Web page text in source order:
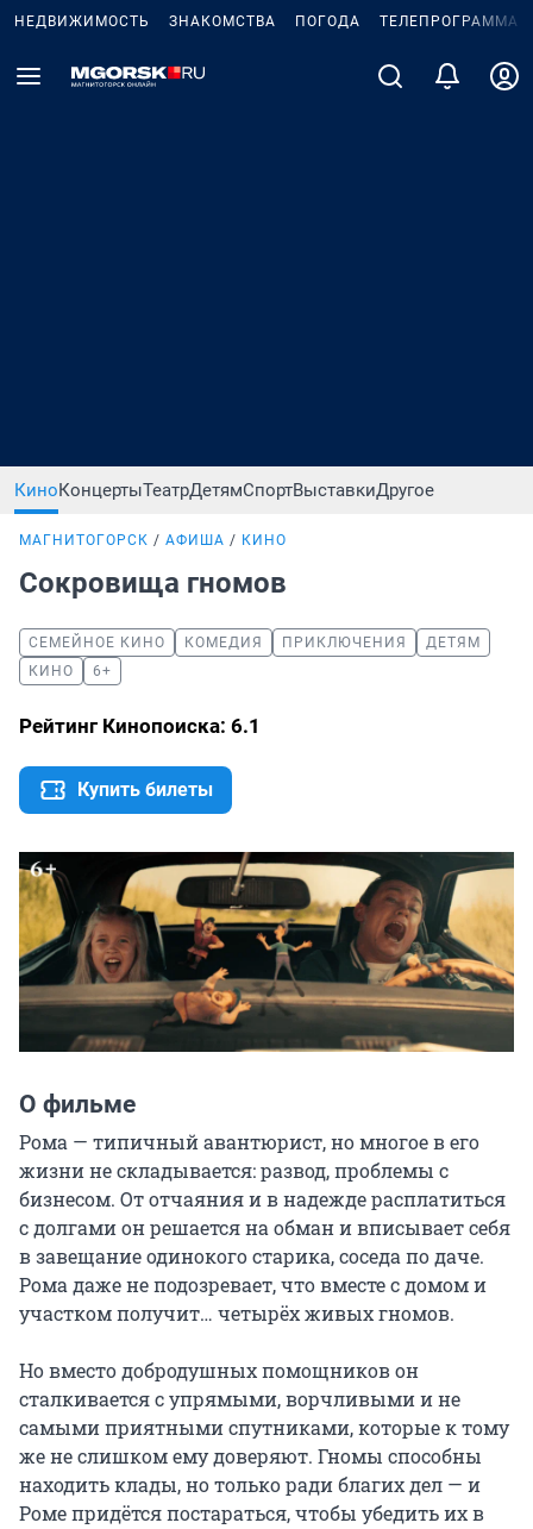
НЕДВИЖИМОСТЬ ЗНАКОМСТВА ПОГОДА ТЕЛЕПРОГРАММА
КиноКонцертыТеатрДетямСпортВыставкиДругое
МАГНИТОГОРСК АФИША КИНО
Сокровища гномов
СЕМЕЙНОЕ КИНО КОМЕДИЯ ПРИКЛЮЧЕНИЯ
ДЕТЯМ
КИНО
6+
Рейтинг Кинопоиска: 6.1
Купить билеты
О фильме
Рома — типичный авантюрист, но многое в его
жизни не складывается: развод, проблемы с
бизнесом. От отчаяния и в надежде расплатиться
с долгами он решается на обман и вписывает себя
в завещание одинокого старика, соседа по даче.
Рома даже не подозревает, что вместе с домом и
участком получит… четырёх живых гномов.
Но вместо добродушных помощников он
сталкивается с упрямыми, ворчливыми и не
самыми приятными спутниками, которые к тому
же не слишком ему доверяют. Гномы способны
находить клады, но только ради благих дел — и
Роме придётся постараться, чтобы убедить их в